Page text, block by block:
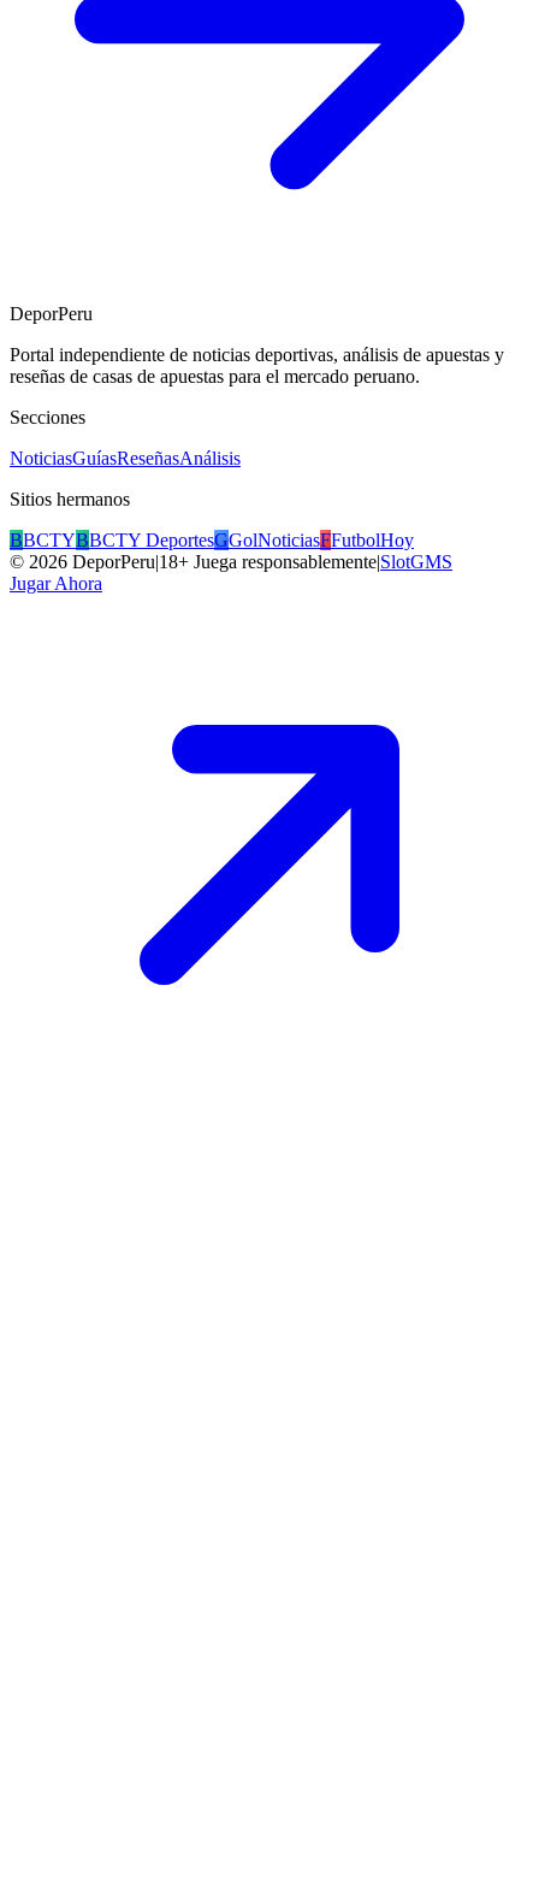
DeporPeru
Portal independiente de noticias deportivas, análisis de apuestas y
reseñas de casas de apuestas para el mercado peruano.
Secciones
NoticiasGuíasReseñasAnálisis
Sitios hermanos
BBCTYBBCTY DeportesGGolNoticiasFFutbolHoy
© 2026 DeporPeru|18+ Juega responsablemente|SlotGMS
Jugar Ahora